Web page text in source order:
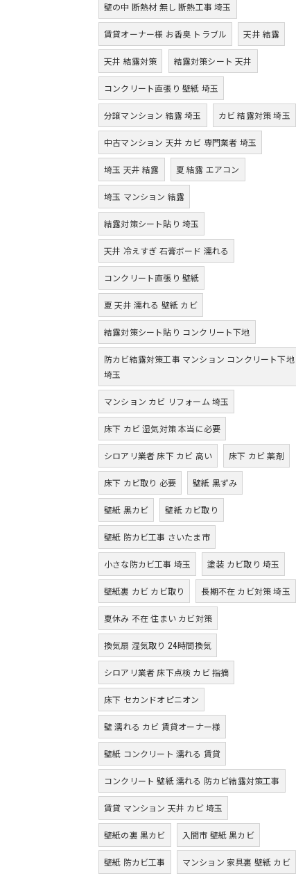
壁の中 断熱材 無し 断熱工事 埼玉
賃貸オーナー様 お香臭 トラブル 天井 結露
天井 結露対策 結露対策シート 天井
コンクリート直張り 壁紙 埼玉
分譲マンション 結露 埼玉 カビ 結露対策 埼玉
中古マンション 天井 カビ 専門業者 埼玉
埼玉 天井 結露 夏 結露 エアコン
埼玉 マンション 結露
結露対策シート貼り 埼玉
天井 冷えすぎ 石膏ボード 濡れる
コンクリート直張り 壁紙
夏 天井 濡れる 壁紙 カビ
結露対策シート貼り コンクリート下地
防カビ結露対策工事 マンション コンクリート下地
埼玉
マンション カビ リフォーム 埼玉
床下 カビ 湿気対策 本当に必要
シロアリ業者 床下 カビ 高い 床下 カビ 薬剤
床下 カビ取り 必要 壁紙 黒ずみ
壁紙 黒カビ 壁紙 カビ取り
壁紙 防カビ工事 さいたま市
小さな防カビ工事 埼玉 塗装 カビ取り 埼玉
壁紙裏 カビ カビ取り 長期不在 カビ対策 埼玉
夏休み 不在 住まい カビ対策
換気扇 湿気取り 24時間換気
シロアリ業者 床下点検 カビ 指摘
床下 セカンドオピニオン
壁 濡れる カビ 賃貸オーナー様
壁紙 コンクリート 濡れる 賃貸
コンクリート 壁紙 濡れる 防カビ結露対策工事
賃貸 マンション 天井 カビ 埼玉
壁紙の裏 黒カビ 入間市 壁紙 黒カビ
壁紙 防カビ工事 マンション 家具裏 壁紙 カビ